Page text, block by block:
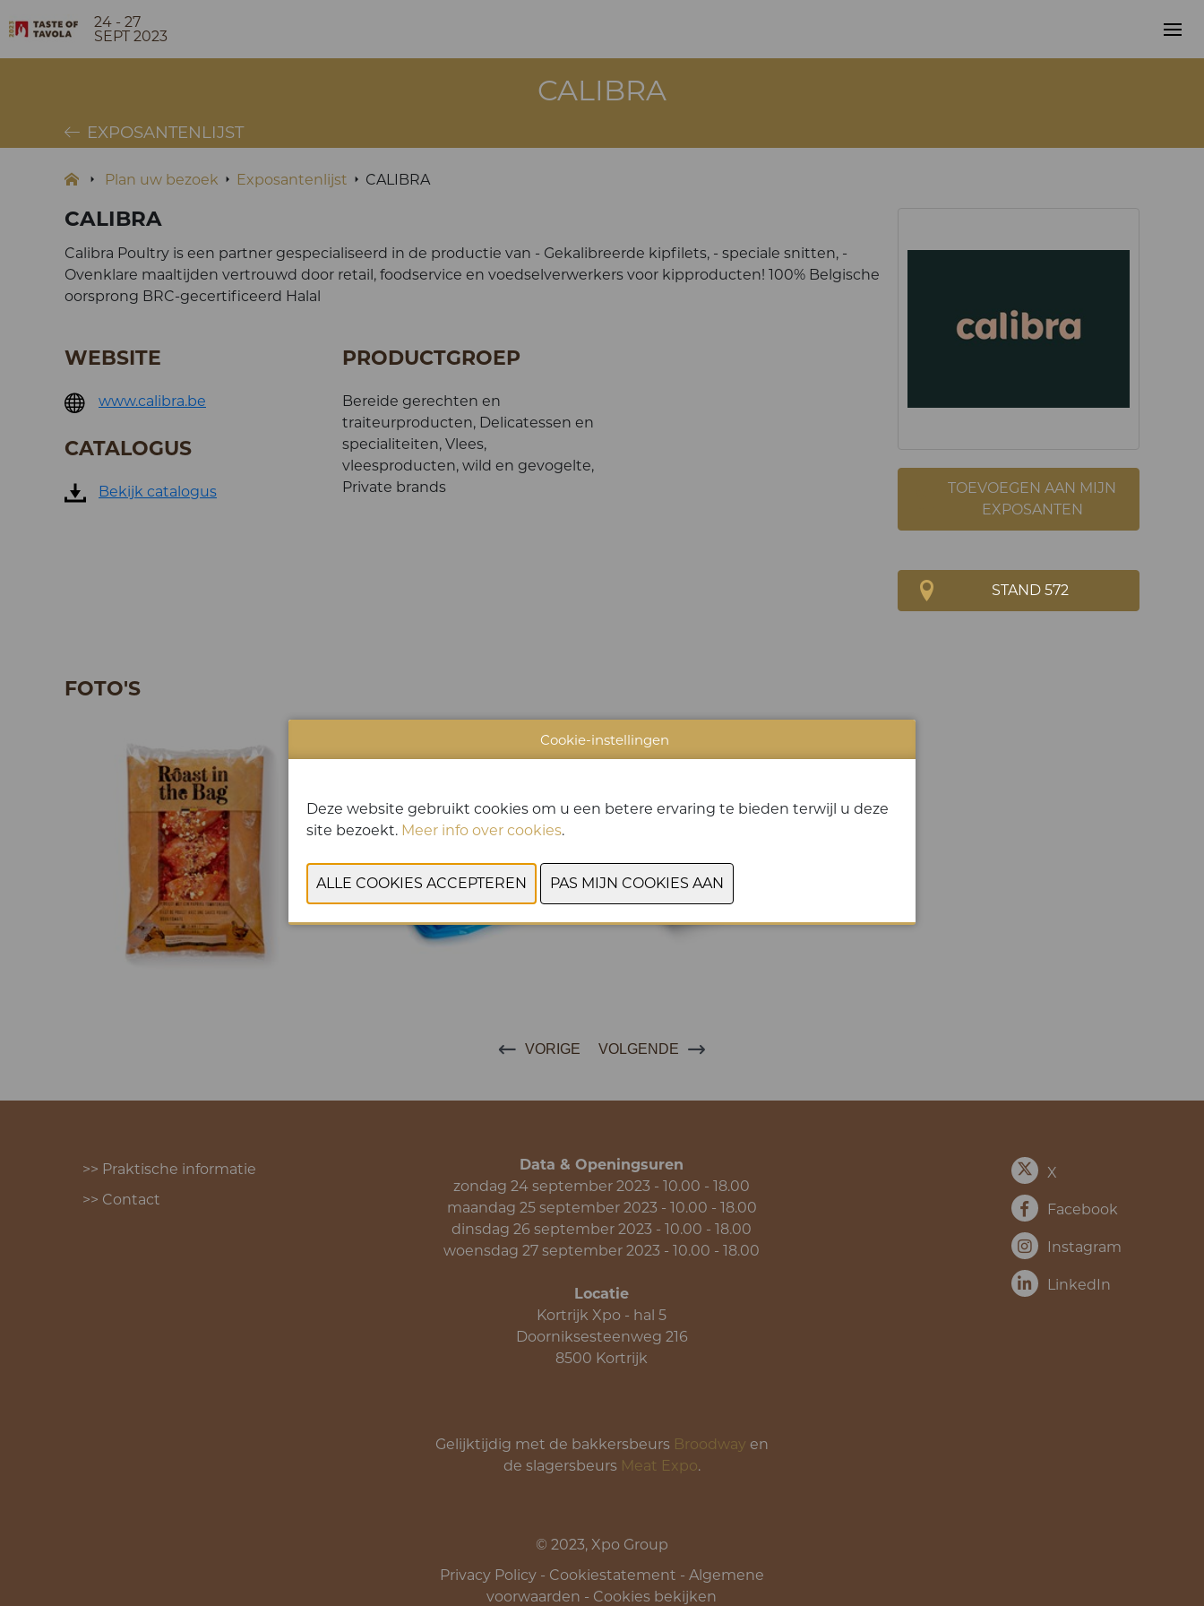
24 - 27
SEPT 2023
CALIBRA
EXPOSANTENLIJST
Plan uw bezoek Exposantenlijst CALIBRA
CALIBRA
TOEVOEGEN AAN MIJN
EXPOSANTEN
STAND 572
Calibra Poultry is een partner gespecialiseerd in de productie van - Gekalibreerde kipfilets, - speciale snitten, -
Ovenklare maaltijden vertrouwd door retail, foodservice en voedselverwerkers voor kipproducten! 100% Belgische
oorsprong BRC-gecertificeerd Halal
WEBSITE
www.calibra.be
CATALOGUS
Bekijk catalogus
PRODUCTGROEP
Bereide gerechten en
traiteurproducten, Delicatessen en
specialiteiten, Vlees,
vleesproducten, wild en gevogelte,
Private brands
FOTO'S
VORIGE VOLGENDE
>> Praktische informatie
>> Contact
Data & Openingsuren
zondag 24 september 2023 - 10.00 - 18.00
maandag 25 september 2023 - 10.00 - 18.00
dinsdag 26 september 2023 - 10.00 - 18.00
woensdag 27 september 2023 - 10.00 - 18.00
Locatie
Kortrijk Xpo - hal 5
Doorniksesteenweg 216
8500 Kortrijk
Gelijktijdig met de bakkersbeurs Broodway en
de slagersbeurs Meat Expo.
X
Facebook
Instagram
LinkedIn
© 2023, Xpo Group
Privacy Policy- Cookiestatement - Algemene
voorwaarden - Cookies bekijken
Cookie-instellingen
Deze website gebruikt cookies om u een betere ervaring te bieden terwijl u deze
site bezoekt. Meer info over cookies.